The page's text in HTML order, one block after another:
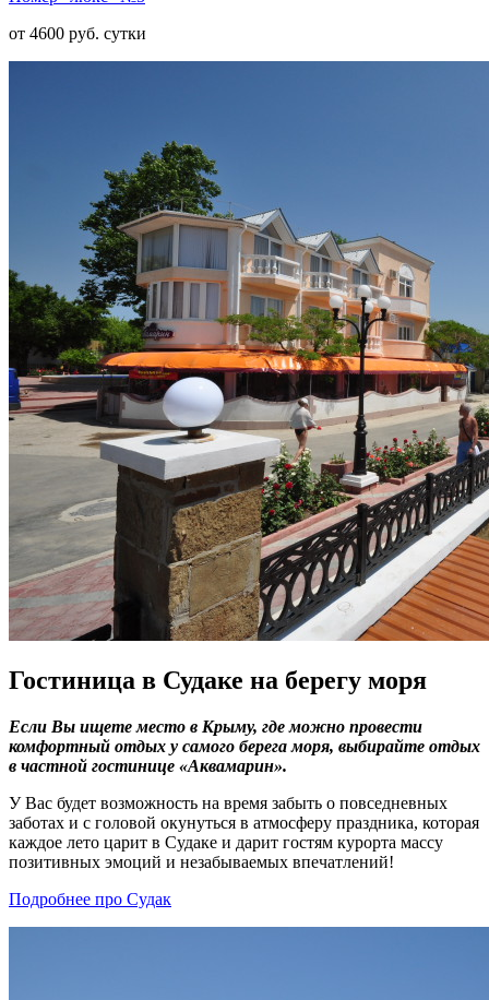
от 4600 руб. сутки
Гостиница в Судаке на берегу моря
Если Вы ищете место в Крыму, где можно провести
комфортный отдых у самого берега моря, выбирайте отдых
в частной гостинице «Аквамарин».
У Вас будет возможность на время забыть о повседневных
заботах и с головой окунуться в атмосферу праздника, которая
каждое лето царит в Судаке и дарит гостям курорта массу
позитивных эмоций и незабываемых впечатлений!
Подробнее про Судак